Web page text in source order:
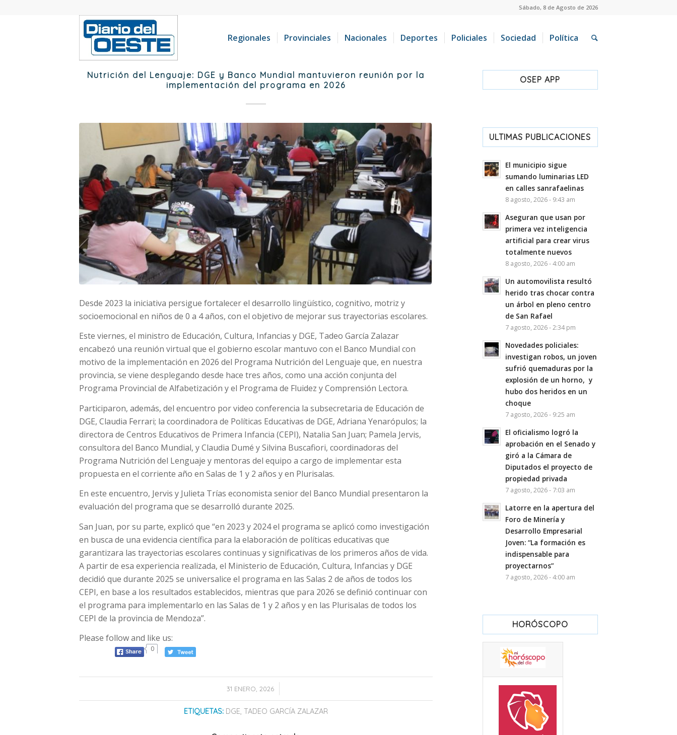
Sábado, 8 de Agosto de 2026
Regionales Provinciales Nacionales Deportes Policiales Sociedad Política
Nutrición del Lenguaje: DGE y Banco Mundial mantuvieron reunión por la
implementación del programa en 2026
Desde 2023 la iniciativa persigue fortalecer el desarrollo lingüístico, cognitivo, motriz y
socioemocional en niños de 0 a 4 años, con el objetivo de mejorar sus trayectorias escolares.
Este viernes, el ministro de Educación, Cultura, Infancias y DGE, Tadeo García Zalazar
encabezó una reunión virtual que el gobierno escolar mantuvo con el Banco Mundial con
motivo de la implementación en 2026 del Programa Nutrición del Lenguaje que, en nuestra
provincia, se viene desplegando desde hace tres años, como una acción conjunta del
Programa Provincial de Alfabetización y el Programa de Fluidez y Comprensión Lectora.
Participaron, además, del encuentro por video conferencia la subsecretaria de Educación de
DGE, Claudia Ferrari; la coordinadora de Políticas Educativas de DGE, Adriana Yenarópulos; la
directora de Centros Educativos de Primera Infancia (CEPI), Natalia San Juan; Pamela Jervis,
consultora del Banco Mundial, y Claudia Dumé y Silvina Buscafiori, coordinadoras del
Programa Nutrición del Lenguaje y mentoras del equipo a cargo de implementar esta
propuesta en el corriente año en Salas de 1 y 2 años y en Plurisalas.
En este encuentro, Jervis y Julieta Trías economista senior del Banco Mundial presentaron la
evaluación del programa que se desarrolló durante 2025.
San Juan, por su parte, explicó que “en 2023 y 2024 el programa se aplicó como investigación
en busca de una evidencia científica para la elaboración de políticas educativas que
garantizara las trayectorias escolares continuas y significativas de los primeros años de vida.
A partir de esa experiencia realizada, el Ministerio de Educación, Cultura, Infancias y DGE
decidió que durante 2025 se universalice el programa en las Salas 2 de años de todos los
CEPI, en base a los resultados establecidos, mientras que para 2026 se definió continuar con
el programa para implementarlo en las Salas de 1 y 2 años y en las Plurisalas de todos los
CEPI de la provincia de Mendoza”.
Please follow and like us:
0
31 ENERO, 2026
/
ETIQUETAS: DGE, TADEO GARCÍA ZALAZAR
OSEP APP
ULTIMAS PUBLICACIONES
El municipio sigue
sumando luminarias LED
en calles sanrafaelinas
8 agosto, 2026 - 9:43 am
Aseguran que usan por
primera vez inteligencia
artificial para crear virus
totalmente nuevos
8 agosto, 2026 - 4:00 am
Un automovilista resultó
herido tras chocar contra
un árbol en pleno centro
de San Rafael
7 agosto, 2026 - 2:34 pm
Novedades policiales:
investigan robos, un joven
sufrió quemaduras por la
explosión de un horno, y
hubo dos heridos en un
choque
7 agosto, 2026 - 9:25 am
El oficialismo logró la
aprobación en el Senado y
giró a la Cámara de
Diputados el proyecto de
propiedad privada
7 agosto, 2026 - 7:03 am
Latorre en la apertura del
Foro de Minería y
Desarrollo Empresarial
Joven: “La formación es
indispensable para
proyectarnos”
7 agosto, 2026 - 4:00 am
HORÓSCOPO